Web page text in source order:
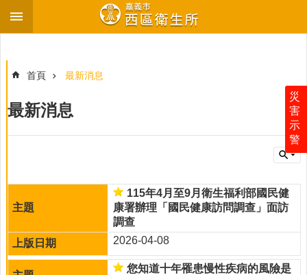
跳到主要內容區塊
尋
息
衛
所
介
紹
災
害
示
警
首頁 最新消息
最新消息
115年4月至9月衛生福利部國民健
康署辦理「國民健康訪問調查」面訪
調查
2026-04-08
您知道十年罹患慢性疾病的風險是